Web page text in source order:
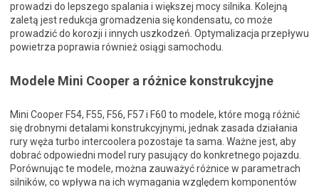
prowadzi do lepszego spalania i większej mocy silnika. Kolejną
zaletą jest redukcja gromadzenia się kondensatu, co może
prowadzić do korozji i innych uszkodzeń. Optymalizacja przepływu
powietrza poprawia również osiągi samochodu.
Modele Mini Cooper a różnice konstrukcyjne
Mini Cooper F54, F55, F56, F57 i F60 to modele, które mogą różnić
się drobnymi detalami konstrukcyjnymi, jednak zasada działania
rury węża turbo intercoolera pozostaje ta sama. Ważne jest, aby
dobrać odpowiedni model rury pasujący do konkretnego pojazdu.
Porównując te modele, można zauważyć różnice w parametrach
silników, co wpływa na ich wymagania względem komponentów